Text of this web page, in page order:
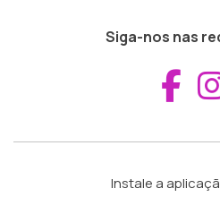
Siga-nos nas
Instale a